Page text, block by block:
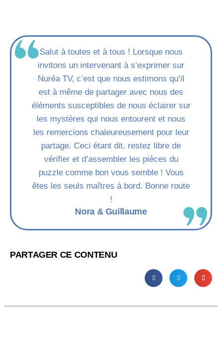
Salut à toutes et à tous ! Lorsque nous
invitons un intervenant à s’exprimer sur
Nuréa TV, c’est que nous estimons qu’il
est à même de partager avec nous des
éléments susceptibles de nous éclairer sur
les mystères qui nous entourent et nous
les remercions chaleureusement pour leur
partage. Ceci étant dit, restez libre de
vérifier et d’assembler les pièces du
puzzle comme bon vous semble ! Vous
êtes les seuls maîtres à bord. Bonne route
!
Nora & Guillaume
PARTAGER CE CONTENU